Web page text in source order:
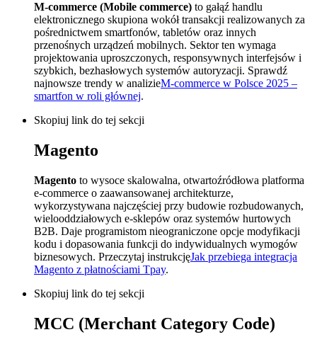
M-commerce (Mobile commerce) to gałąź handlu
elektronicznego skupiona wokół transakcji realizowanych za
pośrednictwem smartfonów, tabletów oraz innych
przenośnych urządzeń mobilnych. Sektor ten wymaga
projektowania uproszczonych, responsywnych interfejsów i
szybkich, bezhasłowych systemów autoryzacji. Sprawdź
najnowsze trendy w analizieM-commerce w Polsce 2025 –
smartfon w roli głównej.
Skopiuj link do tej sekcji
Magento
Magento to wysoce skalowalna, otwartoźródłowa platforma
e-commerce o zaawansowanej architekturze,
wykorzystywana najczęściej przy budowie rozbudowanych,
wielooddziałowych e-sklepów oraz systemów hurtowych
B2B. Daje programistom nieograniczone opcje modyfikacji
kodu i dopasowania funkcji do indywidualnych wymogów
biznesowych. Przeczytaj instrukcjęJak przebiega integracja
Magento z płatnościami Tpay.
Skopiuj link do tej sekcji
MCC (Merchant Category Code)